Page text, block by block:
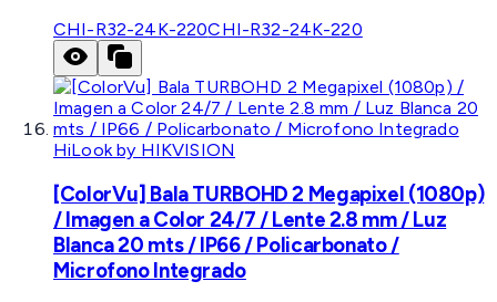
CHI-R32-24K-220CHI-R32-24K-220
HiLook by HIKVISION
[ColorVu] Bala TURBOHD 2 Megapixel (1080p)
/ Imagen a Color 24/7 / Lente 2.8 mm / Luz
Blanca 20 mts / IP66 / Policarbonato /
Microfono Integrado